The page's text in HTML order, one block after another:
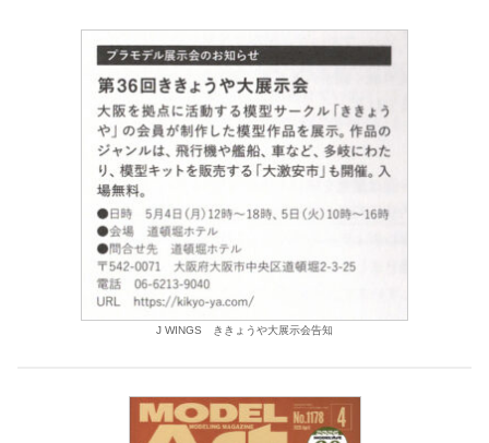
J WINGS ききょうや大展示会告知